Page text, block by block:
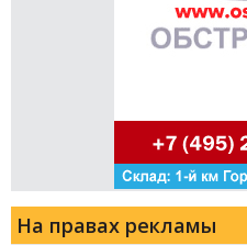
На правах рекламы